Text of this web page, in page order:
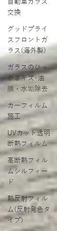
自動車ガラス
交換
グッドプライ
スフロントガ
ラス(海外製)
ガラスのひっ
かきキズ･油
膜・水垢除去
カーフィルム
施工
UVカット透明
断熱フィルム
高断熱フィル
ムシルフィー
ド
熱反射フィル
ム(反射発色タ
イプ)